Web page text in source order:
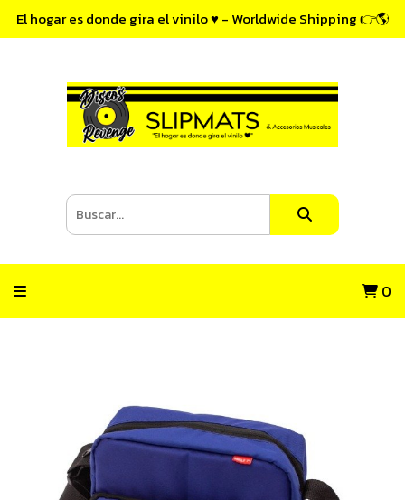
El hogar es donde gira el vinilo ♥ - Worldwide Shipping 👉🌎
0